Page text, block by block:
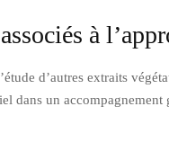
à
d’autres extraits
dans un